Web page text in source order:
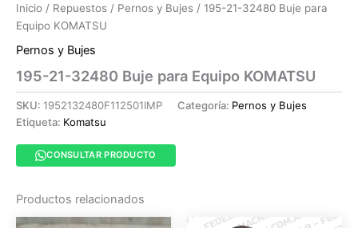
Inicio / Repuestos / Pernos y Bujes / 195-21-32480 Buje para
Equipo KOMATSU
Pernos y Bujes
195-21-32480 Buje para Equipo KOMATSU
SKU: 1952132480F112501IMP Categoría: Pernos y Bujes
Etiqueta: Komatsu
CONSULTAR PRODUCTO
Productos relacionados